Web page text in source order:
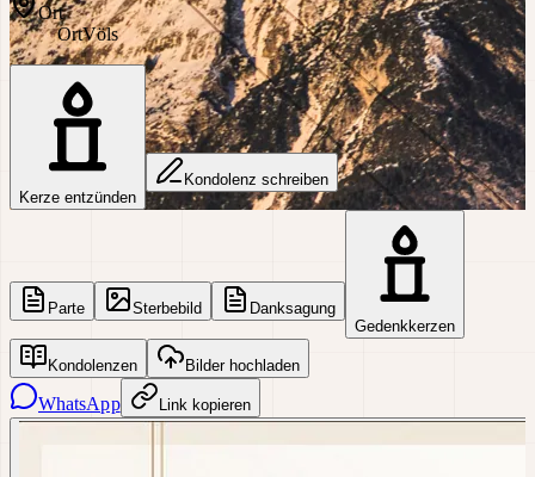
Ort
OrtVöls
Kerze entzünden
Kondolenz schreiben
Parte Sterbebild
Danksagung
Gedenkkerzen
Kondolenzen Bilder hochladen
WhatsApp Link kopieren